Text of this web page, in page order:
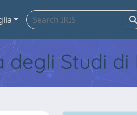
Studi di